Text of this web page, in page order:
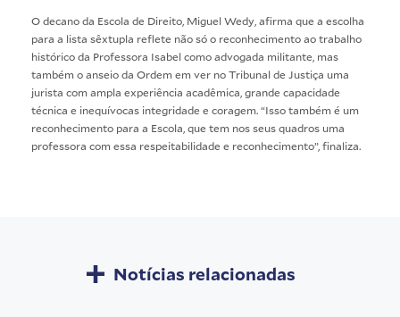
O decano da Escola de Direito, Miguel Wedy, afirma que a escolha
para a lista sêxtupla reflete não só o reconhecimento ao trabalho
histórico da Professora Isabel como advogada militante, mas
também o anseio da Ordem em ver no Tribunal de Justiça uma
jurista com ampla experiência acadêmica, grande capacidade
técnica e inequívocas integridade e coragem. “Isso também é um
reconhecimento para a Escola, que tem nos seus quadros uma
professora com essa respeitabilidade e reconhecimento”, finaliza.
Notícias relacionadas